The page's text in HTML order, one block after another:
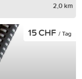
2,0 km
15 CHF / Tag